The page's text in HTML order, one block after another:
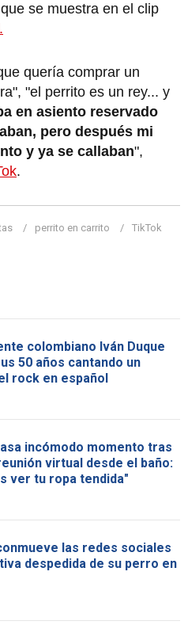
se muestra en el clip
quería comprar un
"el perrito es un rey... y
en asiento reservado
pero después mi
y ya se callaban",
.
perrito en carrito
TikTok
colombiano Iván Duque
50 años cantando un
rock en español
incómodo momento tras
virtual desde el baño:
ver tu ropa tendida"
las redes sociales
despedida de su perro en